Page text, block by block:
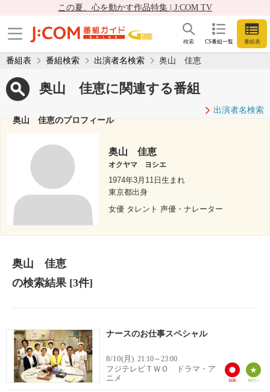
この夏、心を動かす作品特集 | J:COM TV
CS番組一覧 番組表
検索
番組表 番組検索 出演者名検索 奥山 佳恵
奥山 佳恵に関連する番組
出演者名検索
奥山 佳恵のプロフィール
奥山 佳恵
オクヤマ ヨシエ
1974年3月11日生まれ
東京都出身
女優 タレント 声優・ナレーター
奥山 佳恵
の検索結果[3件]
ナースのお仕事スペシャル
8/10(月) 21:10～23:00
フジテレビＴＷＯ ドラマ・ア
ニメ